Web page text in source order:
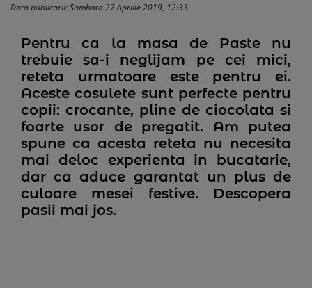
Data publicarii: Sambata 27 Aprilie 2019, 12:33
Pentru ca la masa de Paste nu
trebuie sa-i neglijam pe cei mici,
reteta urmatoare este pentru ei.
Aceste cosulete sunt perfecte pentru
copii: crocante, pline de ciocolata si
foarte usor de pregatit. Am putea
spune ca acesta reteta nu necesita
mai deloc experienta in bucatarie,
dar ca aduce garantat un plus de
culoare mesei festive. Descopera
pasii mai jos.